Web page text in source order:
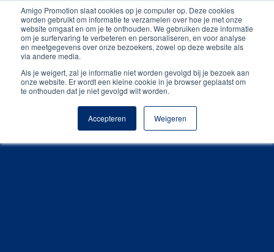
Amigo Promotion slaat cookies op je computer op. Deze cookies
worden gebruikt om informatie te verzamelen over hoe je met onze
website omgaat en om je te onthouden. We gebruiken deze informatie
om je surfervaring te verbeteren en personaliseren, en voor analyse
en meetgegevens over onze bezoekers, zowel op deze website als
via andere media.
Als je weigert, zal je informatie niet worden gevolgd bij je bezoek aan
onze website. Er wordt een kleine cookie in je browser geplaatst om
te onthouden dat je niet gevolgd wilt worden.
Accepteren Weigeren
Gratis digitale drukproef